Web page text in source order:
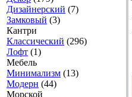
Дизайнерский (7)
Замковый (3)
Кантри
Классический (296)
Лофт (1)
Мебель
Минимализм (13)
Модерн (44)
Морской